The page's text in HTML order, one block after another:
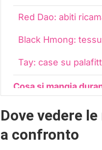
Red Dao: abiti
Black Hmong:
Tay: case su
Cosa si mangia
Dormire in
Come organizzare
Dove vedere
a confronto